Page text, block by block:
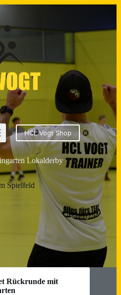
HCL Vogt Shop
Lokalderby
Spielfeld
Rückrunde mit